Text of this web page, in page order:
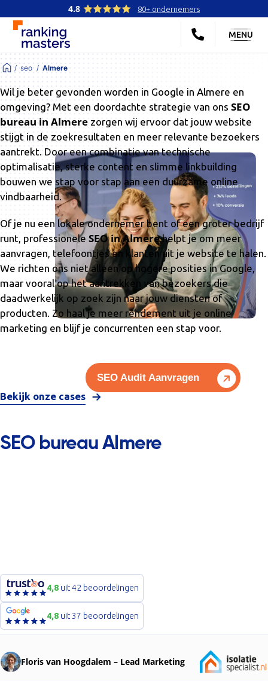
4.8 80+ ondernemers
MENU
seo Almere
SEO bureau Almere
Wil je beter gevonden worden in Google in Almere en
omgeving? Met een doordachte strategie van ons SEO
bureau in Almere zorgen wij ervoor dat jouw website
stijgt in de zoekresultaten en meer relevante bezoekers
aantrekt. Door een combinatie van technische
optimalisatie, sterke content en slimme linkbuilding
bouwen we stap voor stap aan een duurzame online
vindbaarheid.
Of je nu een lokale ondernemer bent of een groter bedrijf
runt, professionele SEO in Almerehelpt je om meer
aanvragen, telefoontjes en klanten uit je website te halen.
We richten ons niet alleen op hogere posities in Google,
maar vooral op het aantrekken van bezoekers die
daadwerkelijk op zoek zijn naar jouw diensten of
producten. Zo haal je meer rendement uit je online
marketing en blijf je concurrenten een stap voor.
SEO Audit Aanvragen
Bekijk onze cases
4,8 uit 42 beoordelingen
4,8 uit 37 beoordelingen
Floris van Hoogdalem – Lead Marketing